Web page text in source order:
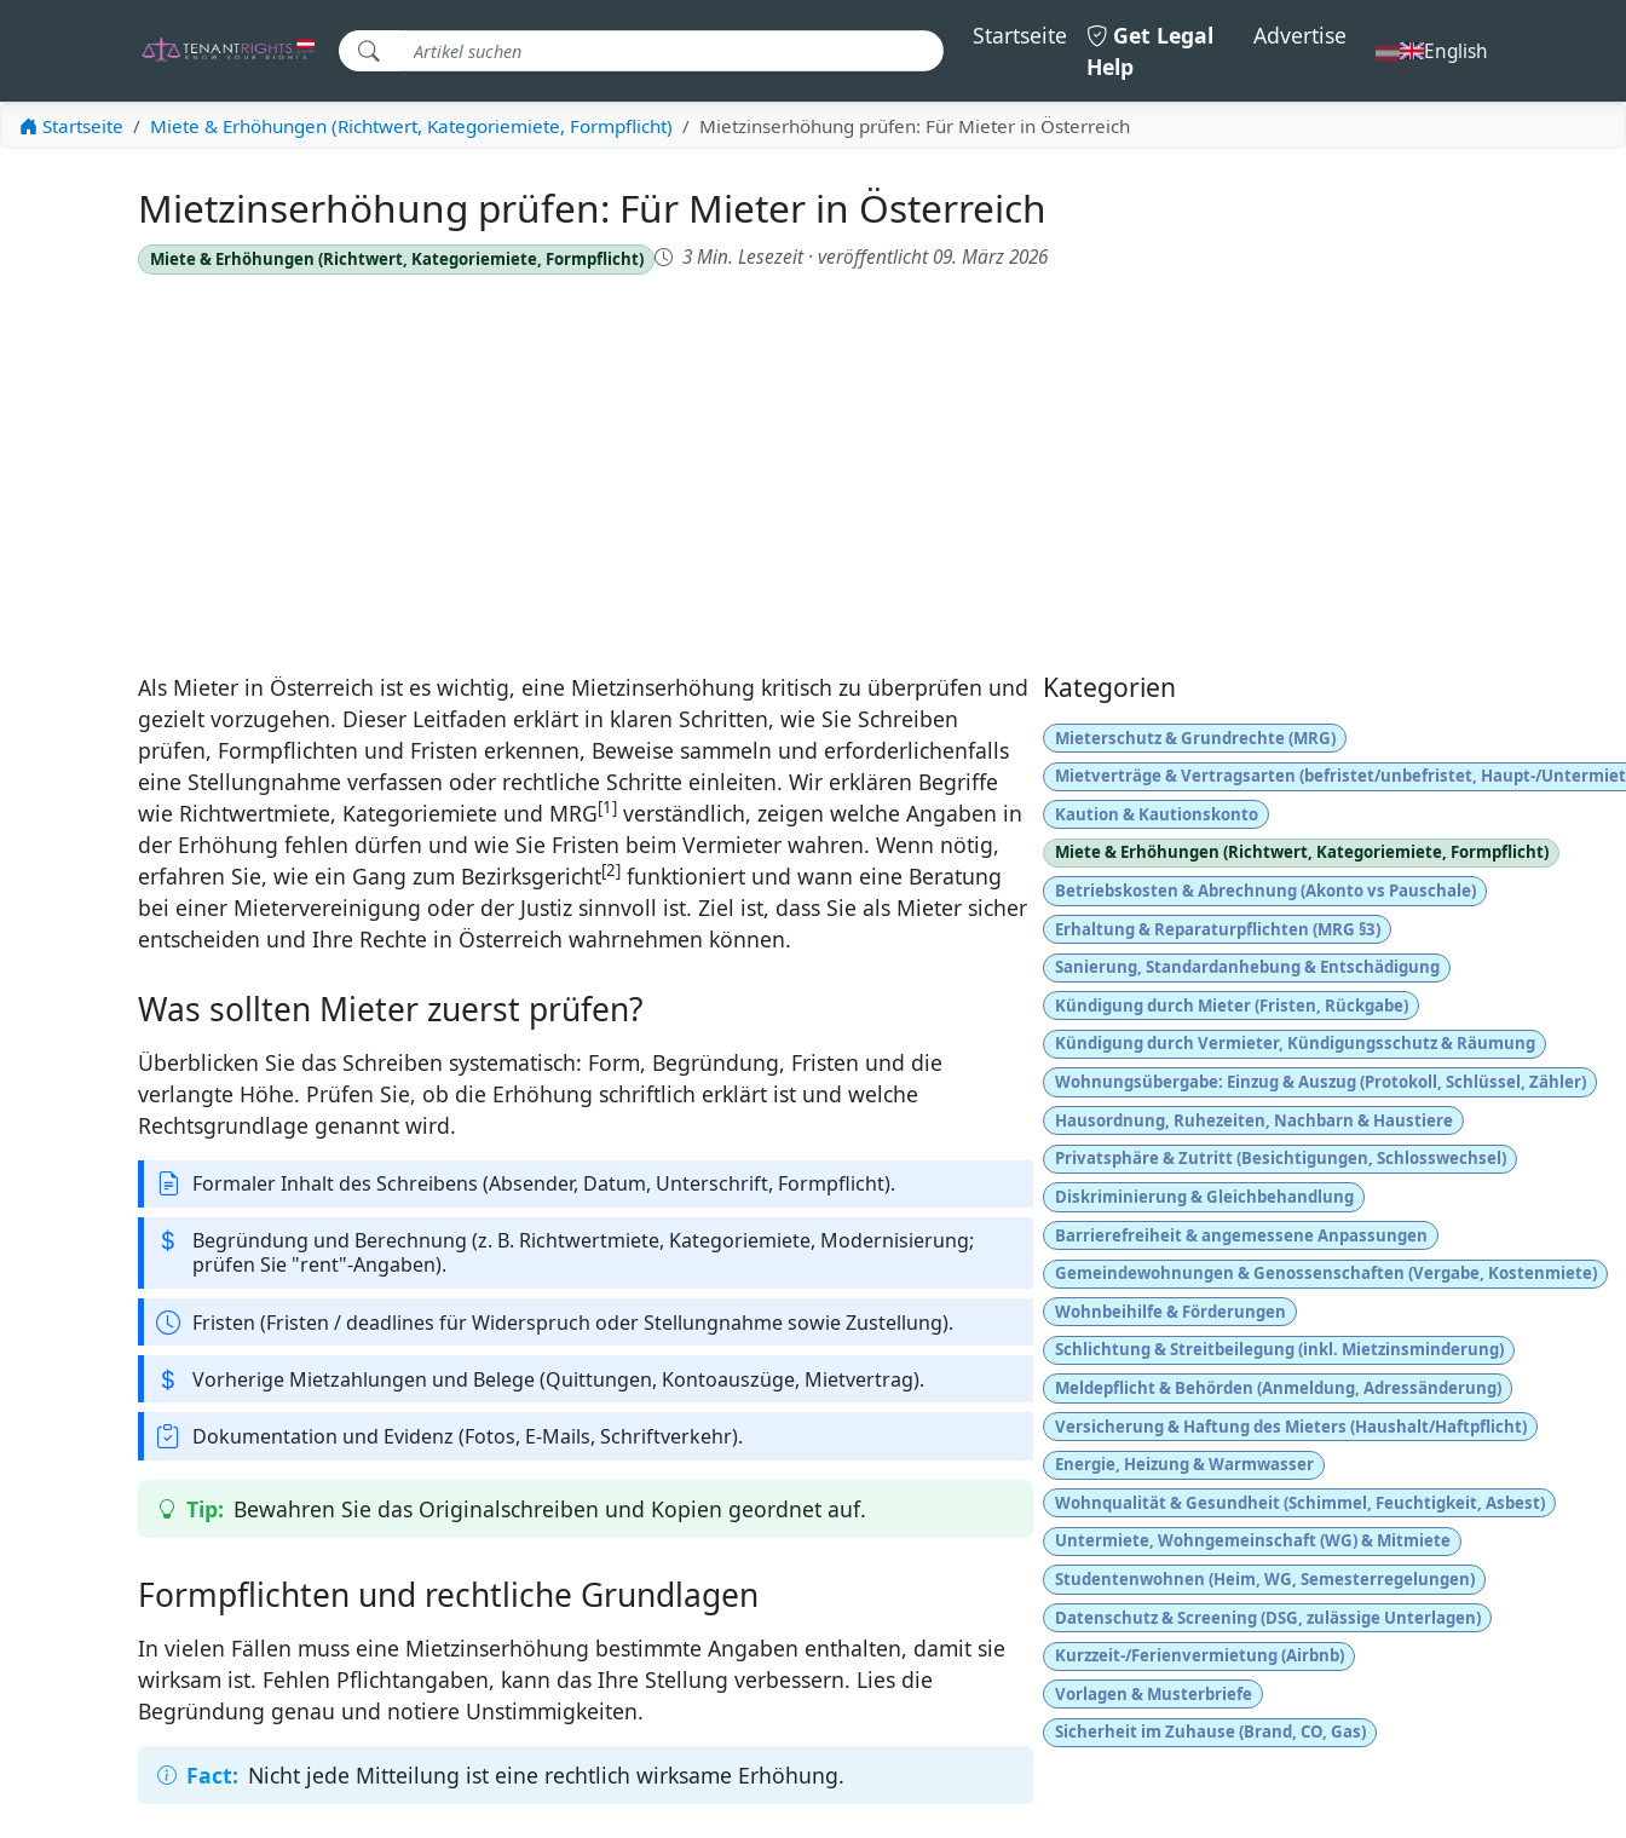
Startseite
Get Legal
Help
Advertise
English
Startseite Miete & Erhöhungen (Richtwert, Kategoriemiete, Formpflicht) Mietzinserhöhung prüfen: Für Mieter in Österreich
Mietzinserhöhung prüfen: Für Mieter in Österreich
Miete & Erhöhungen (Richtwert, Kategoriemiete, Formpflicht) 3 Min. Lesezeit · veröffentlicht 09. März 2026
Als Mieter in Österreich ist es wichtig, eine Mietzinserhöhung kritisch zu überprüfen und
gezielt vorzugehen. Dieser Leitfaden erklärt in klaren Schritten, wie Sie Schreiben
prüfen, Formpflichten und Fristen erkennen, Beweise sammeln und erforderlichenfalls
eine Stellungnahme verfassen oder rechtliche Schritte einleiten. Wir erklären Begriffe
wie Richtwertmiete, Kategoriemiete und MRG[1] verständlich, zeigen welche Angaben in
der Erhöhung fehlen dürfen und wie Sie Fristen beim Vermieter wahren. Wenn nötig,
erfahren Sie, wie ein Gang zum Bezirksgericht[2] funktioniert und wann eine Beratung
bei einer Mietervereinigung oder der Justiz sinnvoll ist. Ziel ist, dass Sie als Mieter sicher
entscheiden und Ihre Rechte in Österreich wahrnehmen können.
Was sollten Mieter zuerst prüfen?
Überblicken Sie das Schreiben systematisch: Form, Begründung, Fristen und die
verlangte Höhe. Prüfen Sie, ob die Erhöhung schriftlich erklärt ist und welche
Rechtsgrundlage genannt wird.
Formaler Inhalt des Schreibens (Absender, Datum, Unterschrift, Formpflicht).
Begründung und Berechnung (z. B. Richtwertmiete, Kategoriemiete, Modernisierung;
prüfen Sie "rent"-Angaben).
Fristen (Fristen / deadlines für Widerspruch oder Stellungnahme sowie Zustellung).
Vorherige Mietzahlungen und Belege (Quittungen, Kontoauszüge, Mietvertrag).
Dokumentation und Evidenz (Fotos, E‑Mails, Schriftverkehr).
Bewahren Sie das Originalschreiben und Kopien geordnet auf.
Formpflichten und rechtliche Grundlagen
In vielen Fällen muss eine Mietzinserhöhung bestimmte Angaben enthalten, damit sie
wirksam ist. Fehlen Pflichtangaben, kann das Ihre Stellung verbessern. Lies die
Begründung genau und notiere Unstimmigkeiten.
Nicht jede Mitteilung ist eine rechtlich wirksame Erhöhung.
Kategorien
Mieterschutz & Grundrechte (MRG)
Mietverträge & Vertragsarten (befristet/unbefristet, Haupt-/
Kaution & Kautionskonto
Miete & Erhöhungen (Richtwert, Kategoriemiete, Formpflicht)
Betriebskosten & Abrechnung (Akonto vs Pauschale)
Erhaltung & Reparaturpflichten (MRG §3)
Sanierung, Standardanhebung & Entschädigung
Kündigung durch Mieter (Fristen, Rückgabe)
Kündigung durch Vermieter, Kündigungsschutz & Räumung
Wohnungsübergabe: Einzug & Auszug (Protokoll, Schlüssel, Zähler)
Hausordnung, Ruhezeiten, Nachbarn & Haustiere
Privatsphäre & Zutritt (Besichtigungen, Schlosswechsel)
Diskriminierung & Gleichbehandlung
Barrierefreiheit & angemessene Anpassungen
Gemeindewohnungen & Genossenschaften (Vergabe, Kostenmiete)
Wohnbeihilfe & Förderungen
Schlichtung & Streitbeilegung (inkl. Mietzinsminderung)
Meldepflicht & Behörden (Anmeldung, Adressänderung)
Versicherung & Haftung des Mieters (Haushalt/Haftpflicht)
Energie, Heizung & Warmwasser
Wohnqualität & Gesundheit (Schimmel, Feuchtigkeit, Asbest)
Untermiete, Wohngemeinschaft (WG) & Mitmiete
Studentenwohnen (Heim, WG, Semesterregelungen)
Datenschutz & Screening (DSG, zulässige Unterlagen)
Kurzzeit-/Ferienvermietung (Airbnb)
Vorlagen & Musterbriefe
Sicherheit im Zuhause (Brand, CO, Gas)